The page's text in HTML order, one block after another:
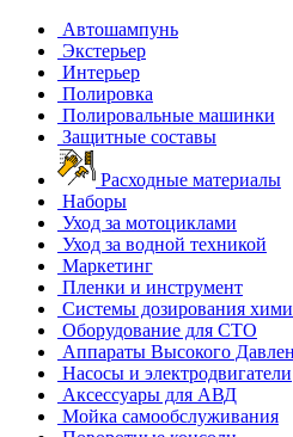
Автошампунь
Экстерьер
Интерьер
Полировка
Полировальные машинки
Защитные составы
Расходные материалы
Наборы
Уход за мотоциклами
Уход за водной техникой
Маркетинг
Пленки и инструмент
Системы дозирования
Оборудование для СТО
Аппараты Высокого
Насосы и электродвигатели
Аксессуары для АВД
Мойка самообслуживания